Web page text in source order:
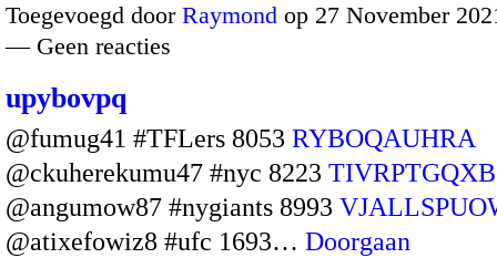
Toegevoegd door Raymond op 27 November
— Geen reacties
upybovpq
@fumug41 #TFLers 8053 RYBOQAUHRA
@ckuherekumu47 #nyc 8223 TIVRPTGQXB
@angumow87 #nygiants 8993
@atixefowiz8 #ufc 1693… Doorgaan